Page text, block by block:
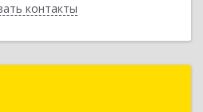
контакты
Назад